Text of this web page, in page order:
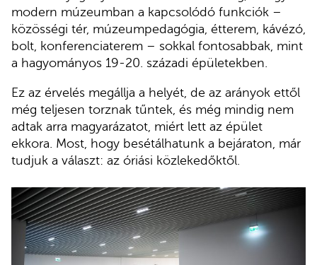
modern múzeumban a kapcsolódó funkciók –
közösségi tér, múzeumpedagógia, étterem, kávézó,
bolt, konferenciaterem – sokkal fontosabbak, mint
a hagyományos 19-20. századi épületekben.
Ez az érvelés megállja a helyét, de az arányok ettől
még teljesen torznak tűntek, és még mindig nem
adtak arra magyarázatot, miért lett az épület
ekkora. Most, hogy besétálhatunk a bejáraton, már
tudjuk a választ: az óriási közlekedőktől.